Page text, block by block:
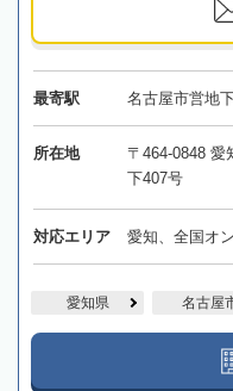
最寄駅 名古屋市営地
所在地
〒464-0848 愛
下407号
対応エリア 愛知、全国オ
愛知県 名古屋